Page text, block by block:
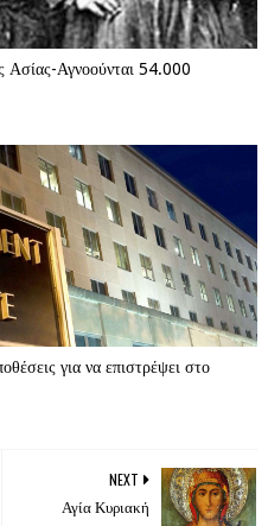
Ασίας-Αγνοούνται 54.000
για να επιστρέψει στο
NEXT
Αγία Κυριακή